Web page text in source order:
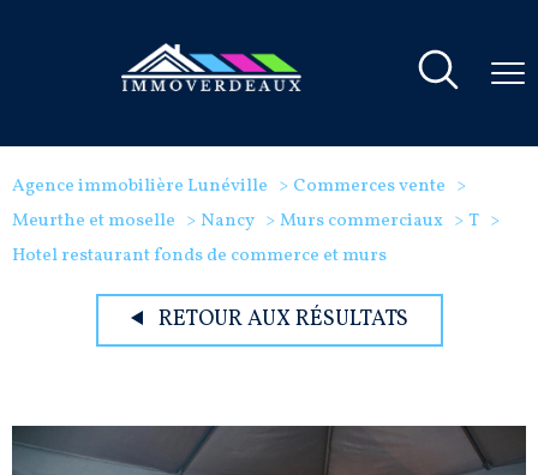
Agence immobilière Lunéville
Commerces vente
Meurthe et moselle
Nancy Murs commerciaux
T
Hotel restaurant fonds de commerce et murs
RETOUR AUX RÉSULTATS